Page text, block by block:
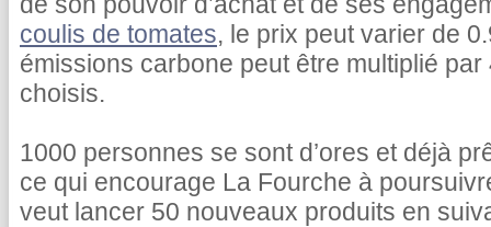
coulis de tomates, le prix peut varier de
émissions carbone peut être multiplié
choisis.
1000 personnes se sont d’ores et déjà
ce qui encourage La Fourche à
veut lancer 50 nouveaux produits en